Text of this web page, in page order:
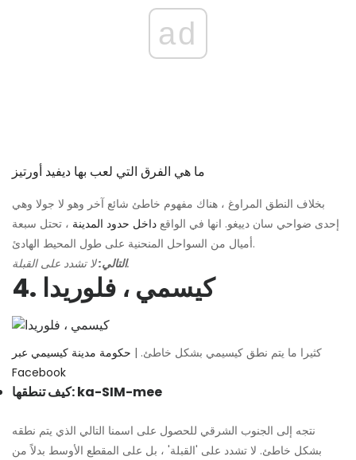
ad
ما هي الفرق التي لعب بها ديفيد أورتيز
بخلاف النطق المراوغ ، هناك مفهوم خاطئ شائع آخر وهو لا جولا وهي
إحدى ضواحي سان دييغو. انها في الواقع داخل حدود المدينة ، تحتل سبعة
أميال من السواحل المنحنية على طول المحيط الهادئ.
التالي:لا تشدد على القبلة.
4. كيسمي ، فلوريدا
كثيرا ما يتم نطق كيسيمي بشكل خاطئ. | حكومة مدينة كيسيمي عبر
Facebook
كيف تنطقها: ka-SIM-mee
نتجه إلى الجنوب الشرقي للحصول على اسمنا التالي الذي يتم نطقه
بشكل خاطئ. لا تشدد على 'القبلة' ، بل على المقطع الأوسط بدلاً من